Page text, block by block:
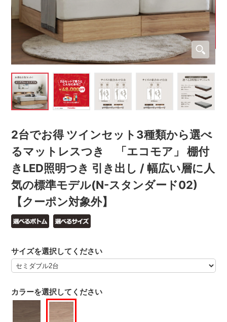
2台でお得 ツインセット3種類から選べ
るマットレスつき 「エコモア」 棚付
きLED照明つき 引き出し / 幅広い層に人
気の標準モデル(N-スタンダード02)
【クーポン対象外】
カラーを選択してください
サイズを選択してください